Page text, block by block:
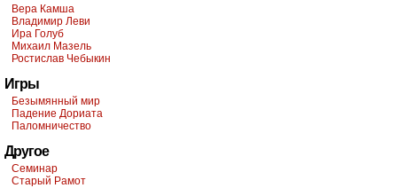
Вера Камша
Владимир Леви
Ира Голуб
Михаил Мазель
Ростислав Чебыкин
Игры
Безымянный мир
Падение Дориата
Паломничество
Другое
Семинар
Старый Рамот